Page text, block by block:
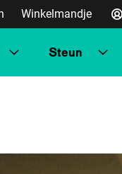
Winkelmandje
Steun